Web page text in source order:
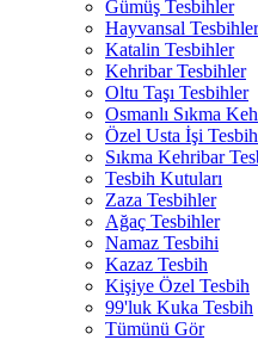
Gümüş Tesbihler
Hayvansal Tesbihler
Katalin Tesbihler
Kehribar Tesbihler
Oltu Taşı Tesbihler
Osmanlı Sıkma
Özel Usta İşi
Sıkma Kehribar
Tesbih Kutuları
Zaza Tesbihler
Ağaç Tesbihler
Namaz Tesbihi
Kazaz Tesbih
Kişiye Özel Tesbih
99'luk Kuka Tesbih
Tümünü Gör